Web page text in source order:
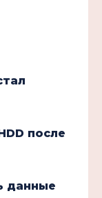
после
данные